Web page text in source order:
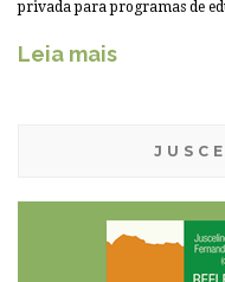
privada para programas de
Leia mais